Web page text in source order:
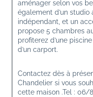
aménager selon vos
également d’un
indépendant, et un
propose 5 chambres
profiterez d’une
d’un carport.
Contactez dès à
Chandelier si vous
cette maison .Tel : 06/